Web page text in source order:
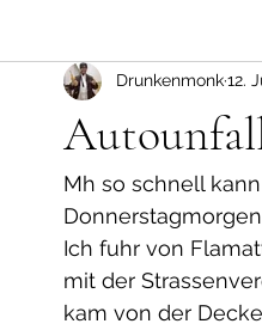
Autounfall
Drunkenmonk12.
Mh so schnell
Ich fuhr von
mit der
kam von der